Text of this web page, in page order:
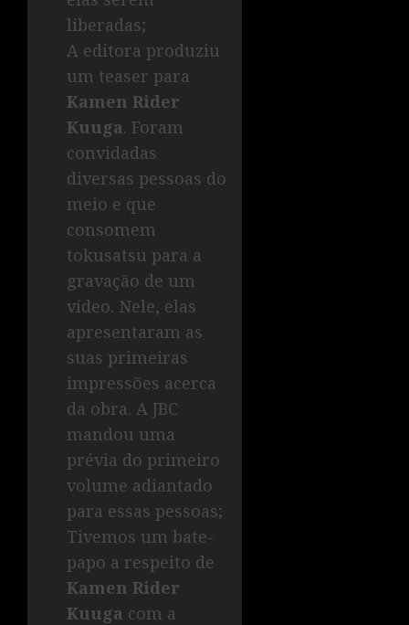
liberadas;
A editora produziu
um teaser para
Kamen Rider
Kuuga. Foram
convidadas
diversas pessoas do
meio e que
consomem
tokusatsu para a
gravação de um
vídeo. Nele, elas
apresentaram as
suas primeiras
impressões acerca
da obra. A JBC
mandou uma
prévia do primeiro
volume adiantado
para essas pessoas;
Tivemos um bate-
papo a respeito de
Kamen Rider
Kuuga com a